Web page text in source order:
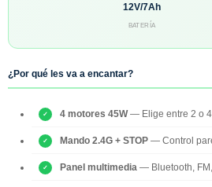
12V/7Ah
BATERÍA
¿Por qué les va a encantar?
4 motores 45W— Elige entre 2 o 4
Mando 2.4G + STOP — Control
Panel multimedia — Bluetooth,